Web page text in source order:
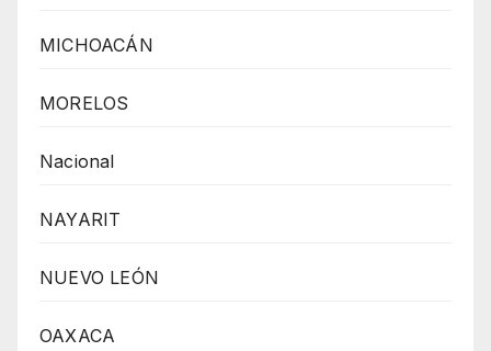
MICHOACÁN
MORELOS
Nacional
NAYARIT
NUEVO LEÓN
OAXACA